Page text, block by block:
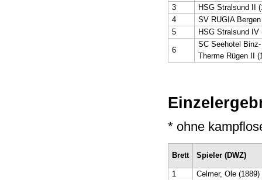
3
HSG Stralsund II
4
SV RUGIA
5
HSG Stralsund IV
6
SC Seehotel Binz-
Therme Rügen II
* ohne
Brett Spieler (DWZ)
1
Celmer, Ole (1889)